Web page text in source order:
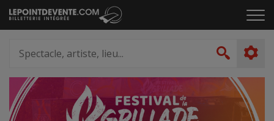
Passer
au
le
artiste,
lieu...